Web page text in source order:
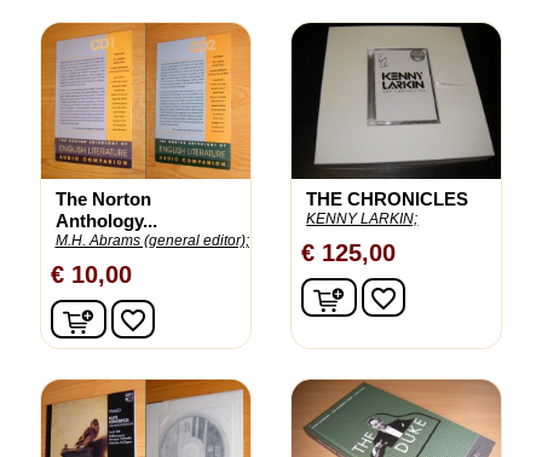
The Norton
Anthology...
M.H. Abrams (general editor);
€ 10,00
In winkelwagen
favorite_border
THE CHRONICLES
KENNY LARKIN;
€ 125,00
In winkelwagen
favorite_border